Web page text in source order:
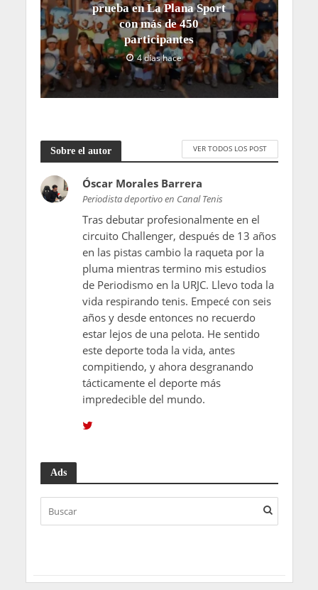
prueba en La Plana Sport
con más de 450
participantes
4 días hace
Sobre el autor VER TODOS LOS POST
Óscar Morales Barrera
Periodista deportivo en Canal Tenis
Tras debutar profesionalmente en el
circuito Challenger, después de 13 años
en las pistas cambio la raqueta por la
pluma mientras termino mis estudios
de Periodismo en la URJC. Llevo toda la
vida respirando tenis. Empecé con seis
años y desde entonces no recuerdo
estar lejos de una pelota. He sentido
este deporte toda la vida, antes
compitiendo, y ahora desgranando
tácticamente el deporte más
impredecible del mundo.
Ads